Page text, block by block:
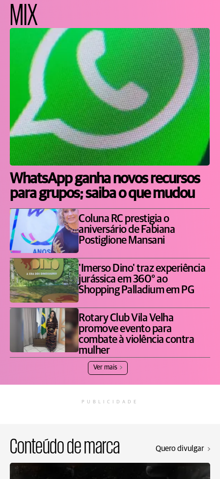
MIX
WhatsApp ganha novos recursos
para grupos; saiba o que mudou
Coluna RC prestigia o
aniversário de Fabiana
Postiglione Mansani
'Imerso Dino' traz experiência
jurássica em 360° ao
Shopping Palladium em PG
Rotary Club Vila Velha
promove evento para
combate à violência contra
mulher
Ver mais
PUBLICIDADE
Conteúdo de marca Quero divulgar